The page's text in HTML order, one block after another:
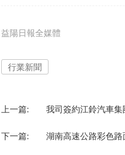
益陽日報全媒體
行業新聞
上一篇: 我司簽約江鈴汽車
下一篇: 湖南高速公路彩色路